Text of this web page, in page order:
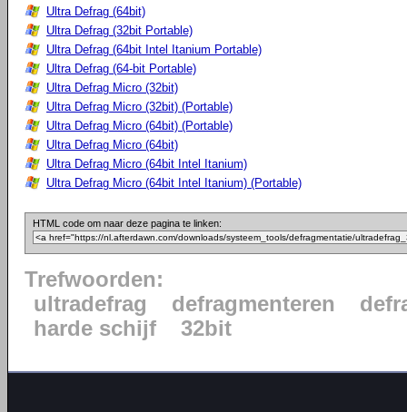
Ultra Defrag (64bit)
Ultra Defrag (32bit Portable)
Ultra Defrag (64bit Intel Itanium Portable)
Ultra Defrag (64-bit Portable)
Ultra Defrag Micro (32bit)
Ultra Defrag Micro (32bit) (Portable)
Ultra Defrag Micro (64bit) (Portable)
Ultra Defrag Micro (64bit)
Ultra Defrag Micro (64bit Intel Itanium)
Ultra Defrag Micro (64bit Intel Itanium) (Portable)
HTML code om naar deze pagina te linken:
Trefwoorden:
ultradefrag
defragmenteren
harde schijf
32bit